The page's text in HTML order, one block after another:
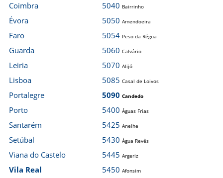
Coimbra
Évora
Faro
Guarda
Leiria
Lisboa
Portalegre
Porto
Santarém
Setúbal
Viana do Castelo
Vila Real
5040 Bairrinho
5050 Amendoeira
5054 Peso da Régua
5060 Calvário
5070 Alijó
5085 Casal de Loivos
5090 Candedo
5400 Águas Frias
5425 Anelhe
5430 Água Revês
5445 Argeriz
5450 Afonsim